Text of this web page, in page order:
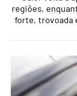
regiões,
forte, trovoada